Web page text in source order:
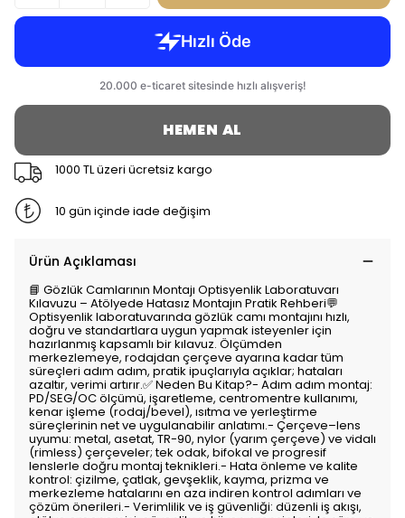
HEMEN AL
1000 TL üzeri ücretsiz kargo
10 gün içinde iade değişim
Ürün Açıklaması
📘 Gözlük Camlarının Montajı Optisyenlik Laboratuvarı
Kılavuzu – Atölyede Hatasız Montajın Pratik Rehberi💬
Optisyenlik laboratuvarında gözlük camı montajını hızlı,
doğru ve standartlara uygun yapmak isteyenler için
hazırlanmış kapsamlı bir kılavuz. Ölçümden
merkezlemeye, rodajdan çerçeve ayarına kadar tüm
süreçleri adım adım, pratik ipuçlarıyla açıklar; hataları
azaltır, verimi artırır.✅ Neden Bu Kitap?- Adım adım montaj:
PD/SEG/OC ölçümü, işaretleme, centromentre kullanımı,
kenar işleme (rodaj/bevel), ısıtma ve yerleştirme
süreçlerinin net ve uygulanabilir anlatımı.- Çerçeve–lens
uyumu: metal, asetat, TR-90, nylor (yarım çerçeve) ve vidalı
(rimless) çerçeveler; tek odak, bifokal ve progresif
lenslerle doğru montaj teknikleri.- Hata önleme ve kalite
kontrol: çizilme, çatlak, gevşeklik, kayma, prizma ve
merkezleme hatalarını en aza indiren kontrol adımları ve
çözüm önerileri.- Verimlilik ve iş güvenliği: düzenli iş akışı,